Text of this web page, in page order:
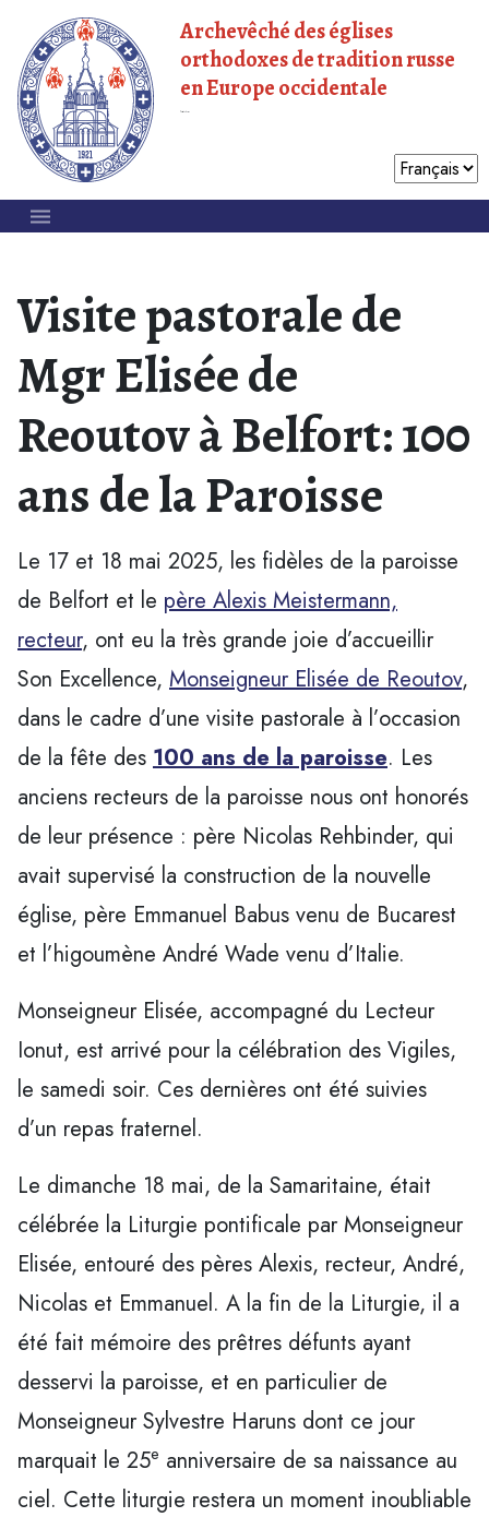
Archevêché des églises
orthodoxes de tradition russe
en Europe occidentale
Visite pastorale de
Mgr Elisée de
Reoutov à Belfort: 100
ans de la Paroisse
Le 17 et 18 mai 2025, les fidèles de la paroisse
de Belfort et le père Alexis Meistermann,
recteur, ont eu la très grande joie d’accueillir
Son Excellence, Monseigneur Elisée de Reoutov,
dans le cadre d’une visite pastorale à l’occasion
de la fête des 100 ans de la paroisse. Les
anciens recteurs de la paroisse nous ont honorés
de leur présence : père Nicolas Rehbinder, qui
avait supervisé la construction de la nouvelle
église, père Emmanuel Babus venu de Bucarest
et l’higoumène André Wade venu d’Italie.
Monseigneur Elisée, accompagné du Lecteur
Ionut, est arrivé pour la célébration des Vigiles,
le samedi soir. Ces dernières ont été suivies
d’un repas fraternel.
Le dimanche 18 mai, de la Samaritaine, était
célébrée la Liturgie pontificale par Monseigneur
Elisée, entouré des pères Alexis, recteur, André,
Nicolas et Emmanuel. A la fin de la Liturgie, il a
été fait mémoire des prêtres défunts ayant
desservi la paroisse, et en particulier de
Monseigneur Sylvestre Haruns dont ce jour
marquait le 25e anniversaire de sa naissance au
ciel. Cette liturgie restera un moment inoubliable